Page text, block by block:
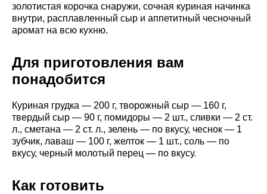
золотистая корочка снаружи, сочная куриная начинка
внутри, расплавленный сыр и аппетитный чесночный
аромат на всю кухню.
Для приготовления вам
понадобится
Куриная грудка — 200 г, творожный сыр — 160 г,
твердый сыр — 90 г, помидоры — 2 шт., сливки — 2 ст.
л., сметана — 2 ст. л., зелень — по вкусу, чеснок — 1
зубчик, лаваш — 100 г, желток — 1 шт., соль — по
вкусу, черный молотый перец — по вкусу.
Как готовить